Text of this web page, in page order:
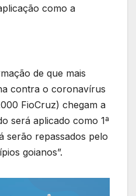
como a
de que mais
contra o coronavírus
FioCruz) chegam a
será aplicado como 1ª
serão repassados pelo
goianos”.